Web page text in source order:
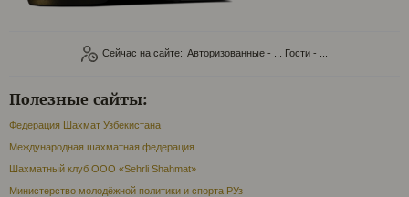
Сейчас на сайте: Авторизованные - ... Гости - ...
Полезные сайты:
Федерация Шахмат Узбекистана
Международная шахматная федерация
Шахматный клуб ООО «Sehrli Shahmat»
Министерство молодёжной политики и спорта РУз